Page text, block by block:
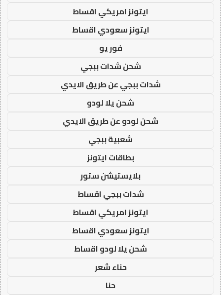
ايتونز امريكي اقساط
ايتونز سعودي اقساط
فور يو
شحن شدات ببجي
شدات ببجي عن طريق الايدي
شحن يلا لودو
شحن لودو عن طريق الايدي
شعبية ببجي
بطاقات ايتونز
بلايستيشن ستور
شدات ببجي اقساط
ايتونز امريكي اقساط
ايتونز سعودي اقساط
شحن يلا لودو اقساط
حناء شعر
حنا